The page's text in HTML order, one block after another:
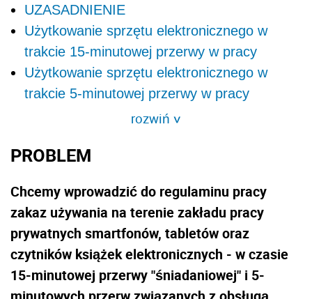
UZASADNIENIE
Użytkowanie sprzętu elektronicznego w
trakcie 15-minutowej przerwy w pracy
Użytkowanie sprzętu elektronicznego w
trakcie 5-minutowej przerwy w pracy
rozwiń>
PROBLEM
Chcemy wprowadzić do regulaminu pracy
zakaz używania na terenie zakładu pracy
prywatnych smartfonów, tabletów oraz
czytników książek elektronicznych - w czasie
15-minutowej przerwy "śniadaniowej" i 5-